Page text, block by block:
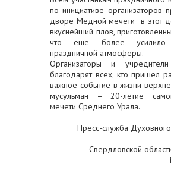
по инициативе организаторов
дворе Медной мечети в этот
вкуснейший плов,
что еще более усилило
праздничной атмосферы.
Организаторы и
благодарят всех, кто пришел
важное событие в жизни
мусульман – 20-летие
мечети Среднего Урала.
Пресс-служба
Свердловской